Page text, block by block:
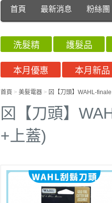
首頁 最新消息 粉絲團
洗髮精
護髮品
本月優惠
本月新品
首頁 > 美髮電器 > 龱【刀頭】WAHL-
龱【刀頭】
+上蓋)